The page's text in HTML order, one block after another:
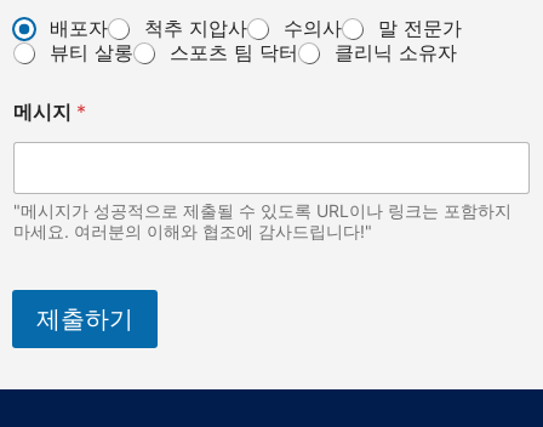
배포자
척추 지압사 수의사
말 전문가
뷰티 살롱
스포츠 팀 닥터 클리닉 소유자
메시지 *
"메시지가 성공적으로 제출될 수 있도록 URL이나 링크는 포함하지
마세요. 여러분의 이해와 협조에 감사드립니다!"
제출하기